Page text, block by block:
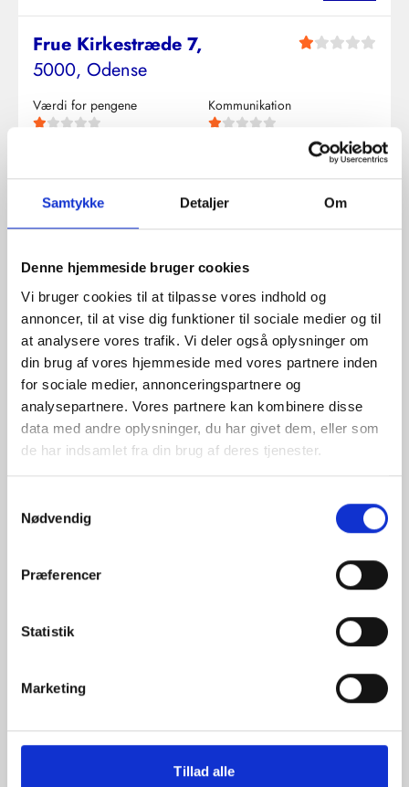
Samtykke Detaljer Om
Denne hjemmeside bruger cookies
Vi bruger cookies til at tilpasse vores indhold og
annoncer, til at vise dig funktioner til sociale medier og til
at analysere vores trafik. Vi deler også oplysninger om
din brug af vores hjemmeside med vores partnere inden
for sociale medier, annonceringspartnere og
analysepartnere. Vores partnere kan kombinere disse
data med andre oplysninger, du har givet dem, eller som
de har indsamlet fra din brug af deres tjenester.
Nødvendig
Præferencer
Statistik
Marketing
Tillad alle
Sorter efter:
Sorter efter
Frue Kirkestræde 7,
5000, Odense
Værdi for pengene Kommunikation
Børnevenligt område
Læs mere
Solvognen 66,
4600, Køge
Værdi for pengene Kommunikation
Tryghed i området Beliggenhed
Børnevenligt område
Læs mere
5000, Odense
7660, Brandborg
Kommunikation